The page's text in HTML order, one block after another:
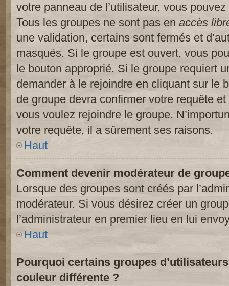
votre panneau de l’utilisateur, vous
Tous les groupes ne sont pas en accès
une validation, certains sont fermés et
masqués. Si le groupe est ouvert, vous
le bouton approprié. Si le groupe requiert
demander à le rejoindre en cliquant sur le
de groupe devra confirmer votre requête
vous voulez rejoindre le groupe.
votre requête, il a sûrement ses raisons.
Haut
Comment devenir modérateur de
Lorsque des groupes sont créés par
modérateur. Si vous désirez créer un
l’administrateur en premier lieu en lui
Haut
Pourquoi certains groupes
couleur différente ?